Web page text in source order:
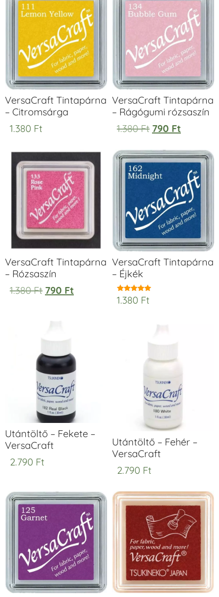
VersaCraft Tintapárna
– Citromsárga
1.380 Ft
VersaCraft Tintapárna
– Rágógumi rózsaszín
1.380Ft 790 Ft
VersaCraft Tintapárna
– Rózsaszín
1.380Ft 790 Ft
VersaCraft Tintapárna
– Éjkék
Értékelés:
5.00
1.380 Ft
Utántöltő – Fekete –
VersaCraft
2.790 Ft
Utántöltő – Fehér –
VersaCraft
2.790 Ft